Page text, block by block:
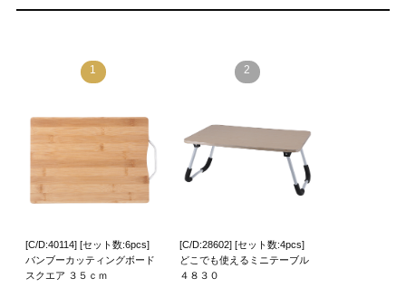
1
[C/D:40114] [セット数:6pcs]
バンブーカッティングボード
スクエア ３５ｃｍ
2
[C/D:28602] [セット数:4pcs]
どこでも使えるミニテーブル
４８３０